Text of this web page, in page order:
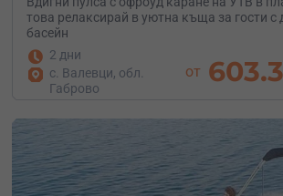
това релаксирай в уютна къща за гости с
басейн
2 дни
с. Валевци, обл.
Габрово
от